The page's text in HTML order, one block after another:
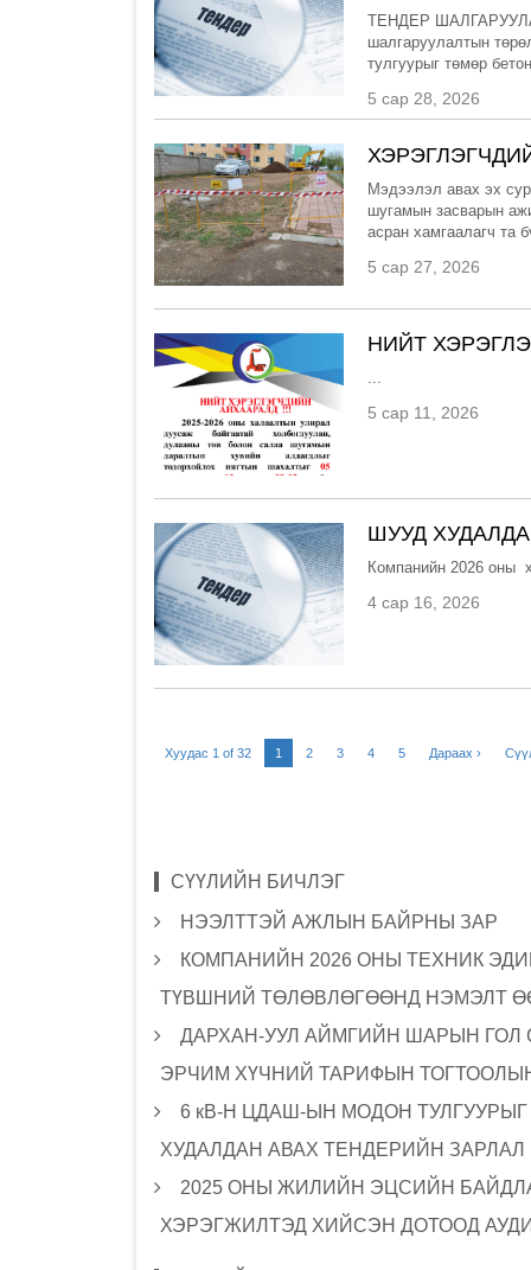
ТЕНДЕР
шалгаруулалтын
тулгуурыг төмөр
5 сар 28, 2026
Мэдээлэл авах эх
шугамын засварын
асран хамгаалагч та
5 сар 27, 2026
НИЙТ
...
5 сар 11, 2026
ШУУД
Компанийн 2026 оны
4 сар 16, 2026
Хуудас 1 of 32 1 2 3 4 5 Дараах ›
СҮҮЛИЙН БИЧЛЭГ
НЭЭЛТТЭЙ АЖЛЫН БАЙРНЫ ЗАР
КОМПАНИЙН 2026 ОНЫ ТЕХНИК
ТҮВШНИЙ ТӨЛӨВЛӨГӨӨНД НЭМЭЛТ
ДАРХАН-УУЛ АЙМГИЙН ШАРЫН ГОЛ
ЭРЧИМ ХҮЧНИЙ ТАРИФЫН
6 кВ-Н ЦДАШ-ЫН МОДОН
ХУДАЛДАН АВАХ ТЕНДЕРИЙН ЗАРЛАЛ
2025 ОНЫ ЖИЛИЙН ЭЦСИЙН
ХЭРЭГЖИЛТЭД ХИЙСЭН ДОТООД